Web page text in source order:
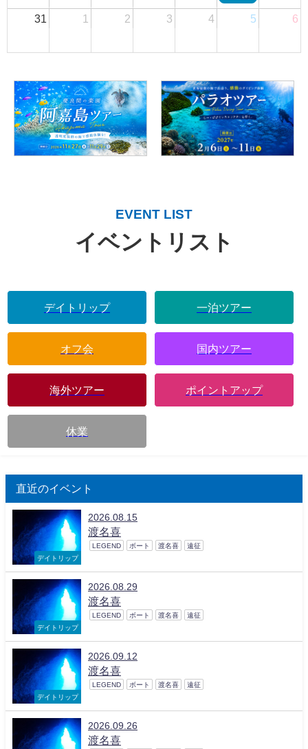
31 1 2 3 4 5 6
EVENT LIST
イベントリスト
デイトリップ 一泊ツアー
オフ会 国内ツアー
海外ツアー ポイントアップ
休業
直近のイベント
デイトリップ
2026.08.15
渡名喜
LEGEND ボート 渡名喜 遠征
デイトリップ
2026.08.29
渡名喜
LEGEND ボート 渡名喜 遠征
デイトリップ
2026.09.12
渡名喜
LEGEND ボート 渡名喜 遠征
2026.09.26
渡名喜